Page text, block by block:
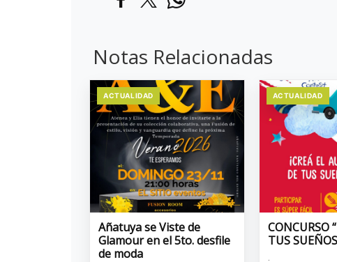
Notas Relacionadas
ACTUALIDAD
Añatuya se Viste de
Glamour en el 5to. desfile
de moda
ACTUALIDAD
CONCURSO
TUS